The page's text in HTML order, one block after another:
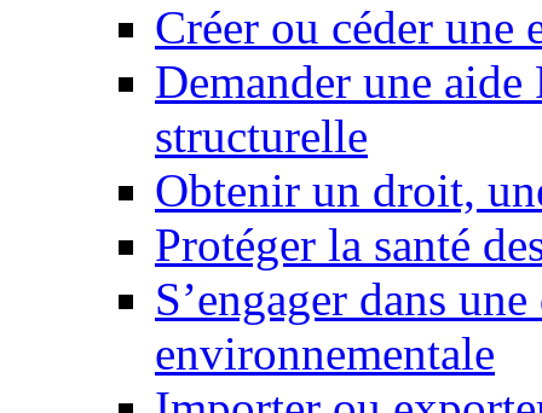
Créer ou céder une
Demander une
structurelle
Obtenir un droit,
Protéger la santé
S’engager dans
environnementale